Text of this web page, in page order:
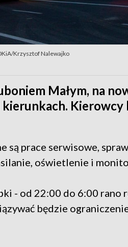
Krzysztof Nalewajko
Małym, na
Kierowcy
prace serwisowe,
oświetlenie i
- od 22:00 do 6:00 rano
będzie